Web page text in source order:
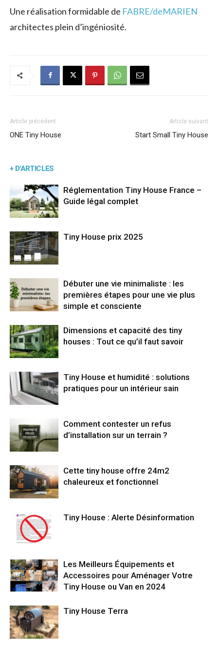
Une réalisation formidable de FABRE/deMARIEN
architectes plein d’ingéniosité.
Article précédent
ONE Tiny House
Article suivant
Start Small Tiny House
+ D'ARTICLES
Réglementation Tiny House France –
Guide légal complet
Tiny House prix 2025
Débuter une vie minimaliste : les
premières étapes pour une vie plus
simple et consciente
Dimensions et capacité des tiny
houses : Tout ce qu’il faut savoir
Tiny House et humidité : solutions
pratiques pour un intérieur sain
Comment contester un refus
d’installation sur un terrain ?
Cette tiny house offre 24m2
chaleureux et fonctionnel
Tiny House : Alerte Désinformation
Les Meilleurs Équipements et
Accessoires pour Aménager Votre
Tiny House ou Van en 2024
Tiny House Terra